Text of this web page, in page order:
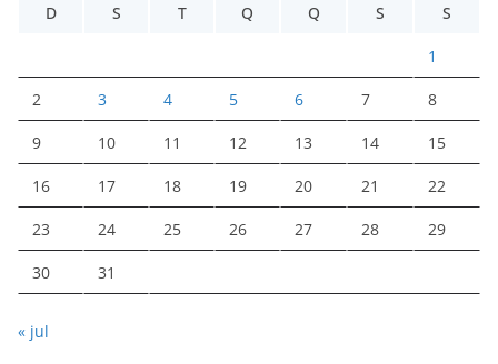
D
S T Q Q S S
1
2 3 4 5 6 7 8
9 10 11 12 13 14 15
16 17 18 19 20 21 22
23 24 25 26 27 28 29
30 31
« jul